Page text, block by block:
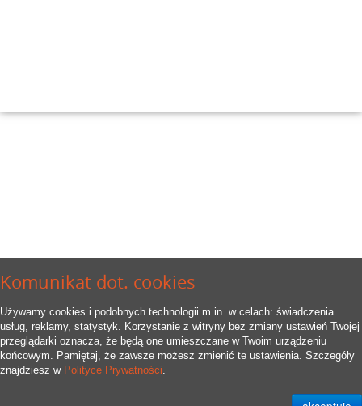
Komunikat dot. cookies
Używamy cookies i podobnych technologii m.in. w celach: świadczenia
usług, reklamy, statystyk. Korzystanie z witryny bez zmiany ustawień Twojej
przeglądarki oznacza, że będą one umieszczane w Twoim urządzeniu
końcowym. Pamiętaj, że zawsze możesz zmienić te ustawienia. Szczegóły
znajdziesz w Polityce Prywatności.